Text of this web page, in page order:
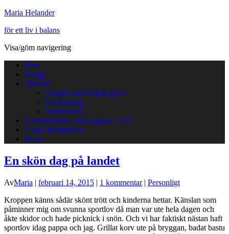
Maria Helander
för ett liv i balans
Visa/göm navigering
Hem
Blogg
Tjänster
Terapi/coachning/hypnos
Föreläsning
Webbkurser
Naturprästinna start augusti 2026
Gratis mindfulness
Maria
En skön dag på landet
AvMaria | februari 14, 2015 | 1 kommentar| Personligt
Kroppen känns sådär skönt trött och kinderna hettar. Känslan som
påminner mig om svunna sportlov då man var ute hela dagen och
åkte skidor och hade picknick i snön. Och vi har faktiskt nästan haft
sportlov idag pappa och jag. Grillat korv ute på bryggan, badat bastu